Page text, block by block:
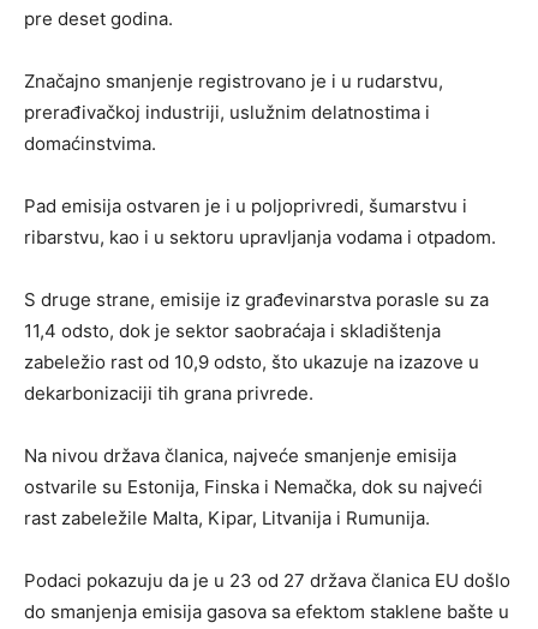
pre deset godina.
Značajno smanjenje registrovano je i u rudarstvu,
prerađivačkoj industriji, uslužnim delatnostima i
domaćinstvima.
Pad emisija ostvaren je i u poljoprivredi, šumarstvu i
ribarstvu, kao i u sektoru upravljanja vodama i otpadom.
S druge strane, emisije iz građevinarstva porasle su za
11,4 odsto, dok je sektor saobraćaja i skladištenja
zabeležio rast od 10,9 odsto, što ukazuje na izazove u
dekarbonizaciji tih grana privrede.
Na nivou država članica, najveće smanjenje emisija
ostvarile su Estonija, Finska i Nemačka, dok su najveći
rast zabeležile Malta, Kipar, Litvanija i Rumunija.
Podaci pokazuju da je u 23 od 27 država članica EU došlo
do smanjenja emisija gasova sa efektom staklene bašte u